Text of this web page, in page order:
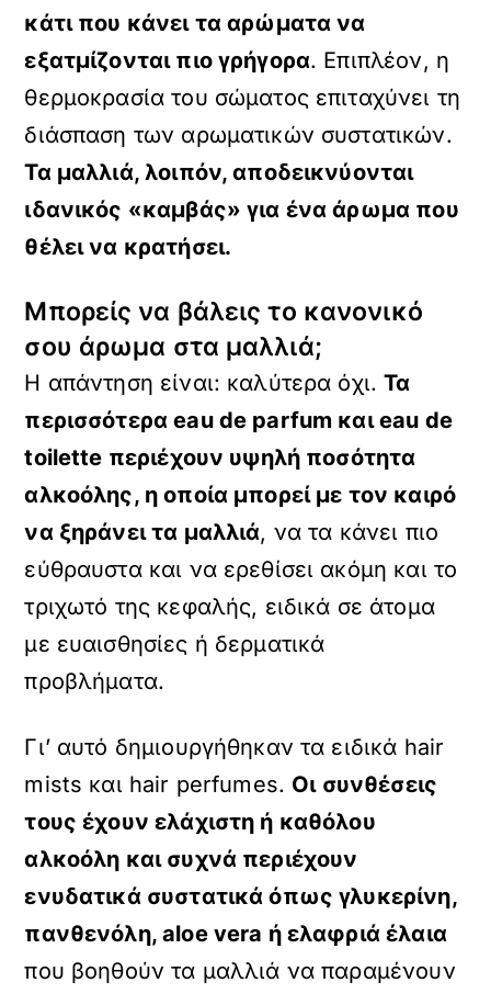
κάτι που κάνει τα αρώματα να
εξατμίζονται πιο γρήγορα. Επιπλέον, η
θερμοκρασία του σώματος επιταχύνει τη
διάσπαση των αρωματικών συστατικών.
Τα μαλλιά, λοιπόν, αποδεικνύονται
ιδανικός «καμβάς» για ένα άρωμα που
θέλει να κρατήσει.
Μπορείς να βάλεις το κανονικό
σου άρωμα στα μαλλιά;
Η απάντηση είναι: καλύτερα όχι.Τα
περισσότεραeau de parfum καιeau de
toilette περιέχουν υψηλή ποσότητα
αλκοόλης, η οποία μπορεί με τον καιρό
να ξηράνει τα μαλλιά, να τα κάνει πιο
εύθραυστα και να ερεθίσει ακόμη και το
τριχωτό της κεφαλής, ειδικά σε άτομα
με ευαισθησίες ή δερματικά
προβλήματα.
Γι’ αυτό δημιουργήθηκαν τα ειδικά hair
mists και hair perfumes. Οι συνθέσεις
τους έχουν ελάχιστη ή καθόλου
αλκοόλη και συχνά περιέχουν
ενυδατικά συστατικά όπως γλυκερίνη,
πανθενόλη,aloe vera ή ελαφριά έλαια
που βοηθούν τα μαλλιά να παραμένουν